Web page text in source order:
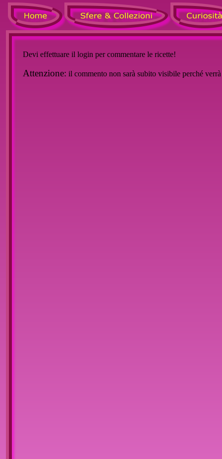
Devi effettuare il login per commentare le ricette!
Attenzione: il commento non sarà subito visibile perché